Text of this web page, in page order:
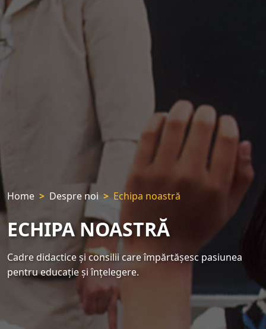
Home Despre noi Echipa noastră
ECHIPA NOASTRĂ
Cadre didactice și consilii care împărtășesc pasiunea
pentru educație și înțelegere.